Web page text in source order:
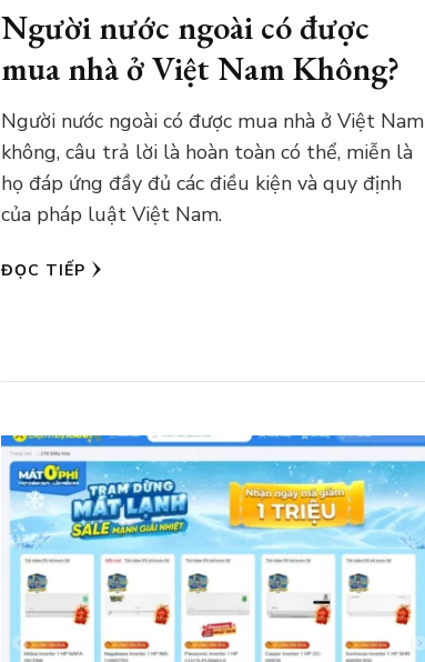
Người nước ngoài có được
mua nhà ở Việt Nam Không?
Người nước ngoài có được mua nhà ở Việt Nam
không, câu trả lời là hoàn toàn có thể, miễn là
họ đáp ứng đầy đủ các điều kiện và quy định
của pháp luật Việt Nam.
ĐỌC TIẾP